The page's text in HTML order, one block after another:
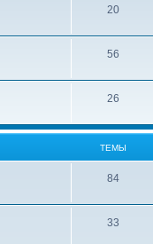
20
56
26
ТЕМЫ
84
33